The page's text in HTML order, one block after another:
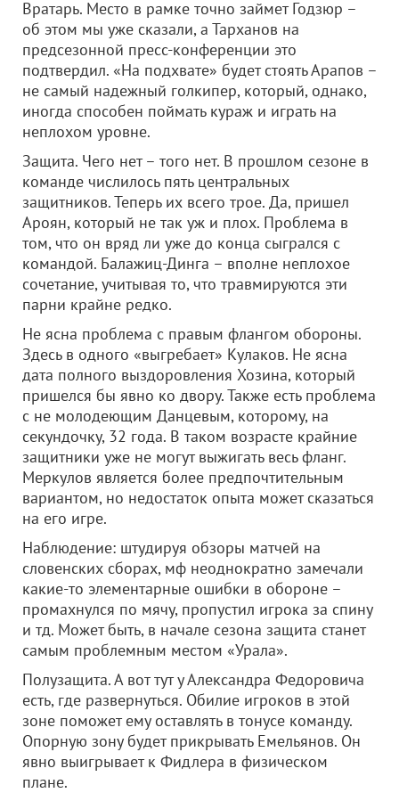
Вратарь. Место в рамке точно займет Годзюр –
об этом мы уже сказали, а Тарханов на
предсезонной пресс-конференции это
подтвердил. «На подхвате» будет стоять Арапов –
не самый надежный голкипер, который, однако,
иногда способен поймать кураж и играть на
неплохом уровне.
Защита. Чего нет – того нет. В прошлом сезоне в
команде числилось пять центральных
защитников. Теперь их всего трое. Да, пришел
Ароян, который не так уж и плох. Проблема в
том, что он вряд ли уже до конца сыгрался с
командой. Балажиц-Динга – вполне неплохое
сочетание, учитывая то, что травмируются эти
парни крайне редко.
Не ясна проблема с правым флангом обороны.
Здесь в одного «выгребает» Кулаков. Не ясна
дата полного выздоровления Хозина, который
пришелся бы явно ко двору. Также есть проблема
с не молодеющим Данцевым, которому, на
секундочку, 32 года. В таком возрасте крайние
защитники уже не могут выжигать весь фланг.
Меркулов является более предпочтительным
вариантом, но недостаток опыта может сказаться
на его игре.
Наблюдение: штудируя обзоры матчей на
словенских сборах, мф неоднократно замечали
какие-то элементарные ошибки в обороне –
промахнулся по мячу, пропустил игрока за спину
и тд. Может быть, в начале сезона защита станет
самым проблемным местом «Урала».
Полузащита. А вот тут у Александра Федоровича
есть, где развернуться. Обилие игроков в этой
зоне поможет ему оставлять в тонусе команду.
Опорную зону будет прикрывать Емельянов. Он
явно выигрывает к Фидлера в физическом
плане.